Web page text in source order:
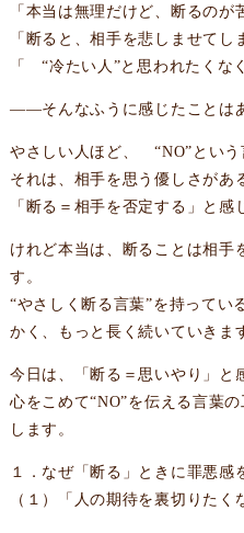
「本当は無理だけど、断るのが
「断ると、相手を悲しませてし
「 “冷たい人”と思われたくな
——そんなふうに感じたことは
やさしい人ほど、 “NO”という
それは、相手を思う優しさがあ
「断る＝相手を否定する」と感
けれど本当は、断ることは相手
す。
“やさしく断る言葉”を持ってい
かく、もっと長く続いていきま
今日は、「断る＝思いやり」と
心をこめて“NO”を伝える言葉
します。
１．なぜ「断る」ときに罪悪感
（１）「人の期待を裏切りた